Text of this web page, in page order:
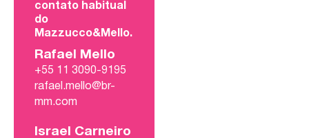
contato habitual
do
Mazzucco&Mello.
Rafael Mello
+55 11 3090-9195
rafael.mello@br-
mm.com
Israel Carneiro